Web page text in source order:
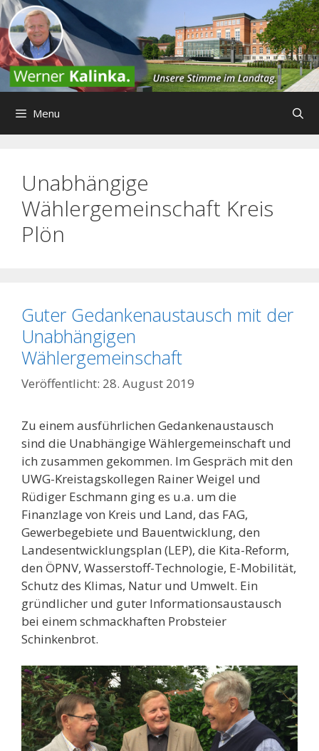
Zum
Inhalt
springen
Menu
Unabhängige
Wählergemeinschaft Kreis
Plön
Guter Gedankenaustausch mit der
Unabhängigen
Wählergemeinschaft
28. August 2019
Zu einem ausführlichen Gedankenaustausch
sind die Unabhängige Wählergemeinschaft und
ich zusammen gekommen. Im Gespräch mit den
UWG-Kreistagskollegen Rainer Weigel und
Rüdiger Eschmann ging es u.a. um die
Finanzlage von Kreis und Land, das FAG,
Gewerbegebiete und Bauentwicklung, den
Landesentwicklungsplan (LEP), die Kita-Reform,
den ÖPNV, Wasserstoff-Technologie, E-Mobilität,
Schutz des Klimas, Natur und Umwelt. Ein
gründlicher und guter Informationsaustausch
bei einem schmackhaften Probsteier
Schinkenbrot.